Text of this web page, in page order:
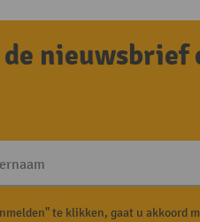
te klikken, gaat u akkoord